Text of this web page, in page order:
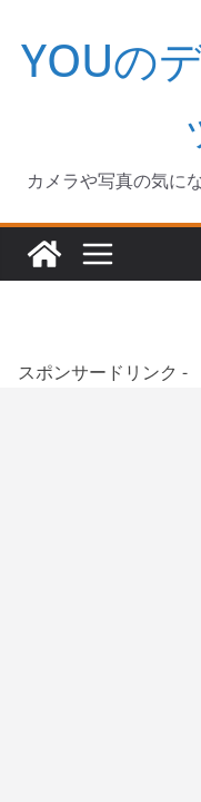
キ
YOUの
カメラや写真の気に
スポンサードリンク -